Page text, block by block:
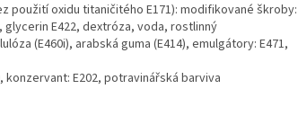
použití oxidu titaničitého E171): modifikované škroby:
glycerin E422, dextróza, voda, rostlinný
(E460i), arabská guma (E414), emulgátory: E471,
E202, potravinářská barviva